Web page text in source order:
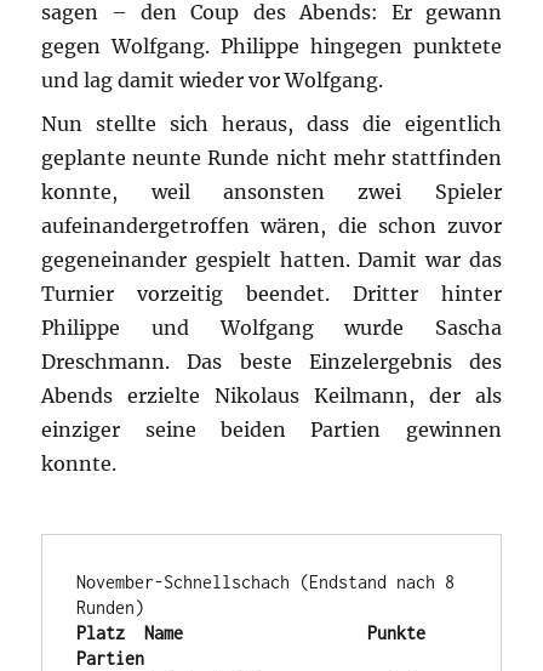
sagen – den Coup des Abends: Er gewann
gegen Wolfgang. Philippe hingegen punktete
und lag damit wieder vor Wolfgang.
Nun stellte sich heraus, dass die eigentlich
geplante neunte Runde nicht mehr stattfinden
konnte, weil ansonsten zwei Spieler
aufeinandergetroffen wären, die schon zuvor
gegeneinander gespielt hatten. Damit war das
Turnier vorzeitig beendet. Dritter hinter
Philippe und Wolfgang wurde Sascha
Dreschmann. Das beste Einzelergebnis des
Abends erzielte Nikolaus Keilmann, der als
einziger seine beiden Partien gewinnen
konnte.
November-Schnellschach (Endstand nach 8
Platz  Name                   Punkte
Partien